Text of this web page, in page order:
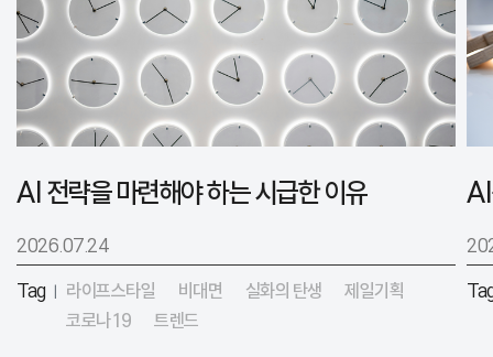
AI 전략을 마련해야 하는 시급한 이유
2026.07.24
Tag | 라이프스타일 비대면 실화의 탄생
제일기획
코로나19
트렌드